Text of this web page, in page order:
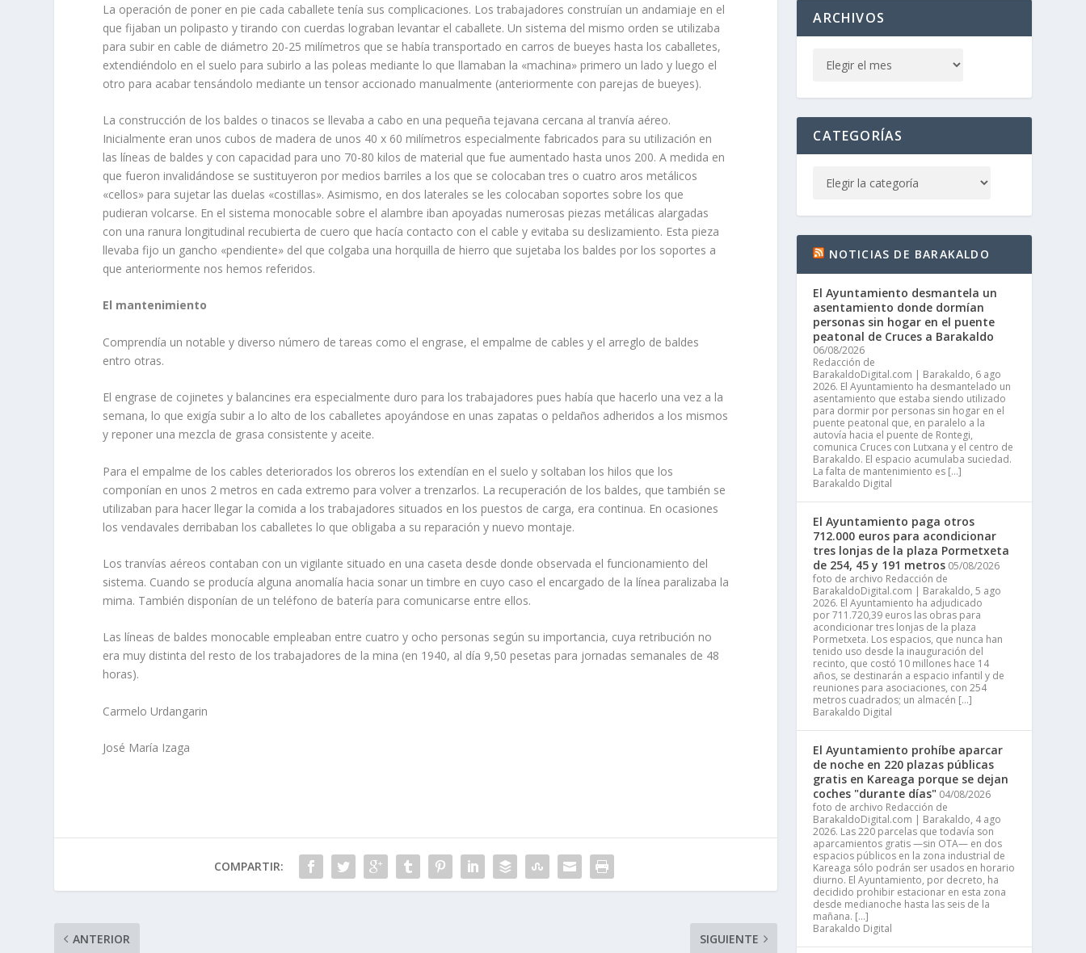
La operación de poner en pie cada caballete tenía sus complicaciones. Los trabajadores construían un andamiaje en el
que fijaban un polipasto y tirando con cuerdas lograban levantar el caballete. Un sistema del mismo orden se utilizaba
para subir en cable de diámetro 20-25 milímetros que se había transportado en carros de bueyes hasta los caballetes,
extendiéndolo en el suelo para subirlo a las poleas mediante lo que llamaban la «ma­china» primero un lado y luego el
otro para acabar tensándolo mediante un tensor accionado manualmente (anteriormente con parejas de bueyes).
La construcción de los baldes o tinacos se llevaba a cabo en una pe­queña tejavana cercana al tranvía aéreo.
Inicialmente eran unos cubos de madera de unos 40 x 60 milímetros especialmente fabricados para su utili­zación en
las líneas de baldes y con capacidad para uno 70-80 kilos de ma­terial que fue aumentado hasta unos 200. A medida en
que fueron invali­dándose se sustituyeron por medios barriles a los que se colocaban tres o cuatro aros metálicos
«cellos» para sujetar las duelas «costillas». Asi­mismo, en dos laterales se les colocaban soportes sobre los que
pudieran volcarse. En el sistema monocable sobre el alambre iban apoyadas nume­rosas piezas metálicas alargadas
con una ranura longitudinal recubierta de cuero que hacía contacto con el cable y evitaba su deslizamiento. Esta pieza
llevaba fijo un gancho «pendiente» del que colgaba una horquilla de hierro que sujetaba los baldes por los soportes a
que anteriormente nos he­mos referidos.
El mantenimiento
Comprendía un notable y diverso número de tareas como el engrase, el empalme de cables y el arreglo de baldes
entro otras.
El engrase de cojinetes y balancines era especialmente duro para los trabajadores pues había que hacerlo una vez a la
semana, lo que exigía subir a lo alto de los caballetes apoyándose en unas zapatas o peldaños adheridos a los mismos
y reponer una mezcla de grasa consistente y aceite.
Para el empalme de los cables deteriorados los obreros los exten­dían en el suelo y soltaban los hilos que los
componían en unos 2 me­tros en cada extremo para volver a trenzarlos. La recuperación de los baldes, que también se
utilizaban para hacer llegar la comida a los tra­bajadores situados en los puestos de carga, era continua. En ocasiones
los vendavales derribaban los caballetes lo que obligaba a su reparación y nuevo montaje.
Los tranvías aéreos contaban con un vigilante situado en una caseta desde donde observada el funcionamiento del
sistema. Cuando se produ­cía alguna anomalía hacia sonar un timbre en cuyo caso el encargado de la línea paralizaba la
mima. También disponían de un teléfono de batería para comunicarse entre ellos.
Las líneas de baldes monocable empleaban entre cuatro y ocho perso­nas según su importancia, cuya retribución no
era muy distinta del resto de los trabajadores de la mina (en 1940, al día 9,50 pesetas para jornadas semanales de 48
horas).
Carmelo Urdangarin
José María Izaga
COMPARTIR:
ANTERIOR SIGUIENTE
ARCHIVOS
CATEGORÍAS
NOTICIAS DE BARAKALDO
El Ayuntamiento desmantela un
asentamiento donde dormían
personas sin hogar en el puente
peatonal de Cruces a Barakaldo
06/08/2026
Redacción de
BarakaldoDigital.com | Barakaldo, 6 ago
2026. El Ayuntamiento ha desmantelado un
asentamiento que estaba siendo utilizado
para dormir por personas sin hogar en el
puente peatonal que, en paralelo a la
autovía hacia el puente de Rontegi,
comunica Cruces con Lutxana y el centro de
Barakaldo. El espacio acumulaba suciedad.
La falta de mantenimiento es […]
Barakaldo Digital
El Ayuntamiento paga otros
712.000 euros para acondicionar
tres lonjas de la plaza Pormetxeta
de 254, 45 y 191 metros 05/08/2026
foto de archivo Redacción de
BarakaldoDigital.com | Barakaldo, 5 ago
2026. El Ayuntamiento ha adjudicado
por 711.720,39 euros las obras para
acondicionar tres lonjas de la plaza
Pormetxeta. Los espacios, que nunca han
tenido uso desde la inauguración del
recinto, que costó 10 millones hace 14
años, se destinarán a espacio infantil y de
reuniones para asociaciones, con 254
metros cuadrados; un almacén […]
Barakaldo Digital
El Ayuntamiento prohíbe aparcar
de noche en 220 plazas públicas
gratis en Kareaga porque se dejan
coches "durante días" 04/08/2026
foto de archivo Redacción de
BarakaldoDigital.com | Barakaldo, 4 ago
2026. Las 220 parcelas que todavía son
aparcamientos gratis —sin OTA— en dos
espacios públicos en la zona industrial de
Kareaga sólo podrán ser usados en horario
diurno. El Ayuntamiento, por decreto, ha
decidido prohibir estacionar en esta zona
desde medianoche hasta las seis de la
mañana. […]
Barakaldo Digital